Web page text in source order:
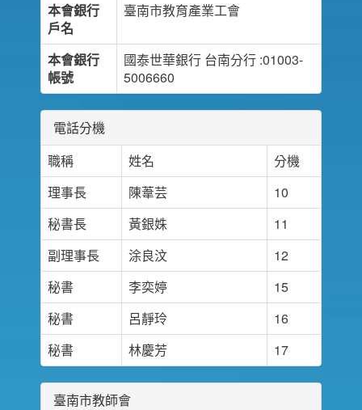
本會銀行
戶名
臺南市教育產業工會
本會銀行
帳號
國泰世華銀行 台南分行 :01003-
5006660
電話分機
職稱
姓名
分機
理事長
陳葦芸
10
秘書長
黃銀姝
11
副理事長
涂良汶
12
秘書
李奕婷
15
秘書
呂靜玲
16
秘書
林慶芳 17
臺南市教師會